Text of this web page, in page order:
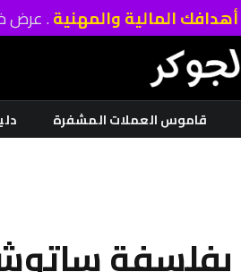
أهدافك المالية والمهنية. عرض
قاموس العملات المشفرة